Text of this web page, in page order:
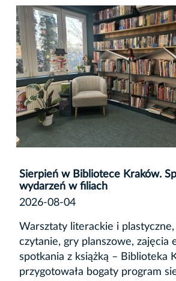
Sierpień w Bibliotece Kraków.
wydarzeń w filiach
2026-08-04
Warsztaty literackie i
czytanie, gry planszowe, zajęcia
spotkania z książką – Biblioteka
przygotowała bogaty program